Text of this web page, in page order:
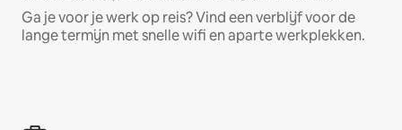
Ga je voor je werk op reis? Vind een verblijf voor de
lange termijn met snelle wifi en aparte werkplekken.